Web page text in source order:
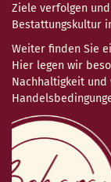
Ziele verfolgen und
Bestattungskultur
Weiter finden Sie
Hier legen wir
Nachhaltigkeit